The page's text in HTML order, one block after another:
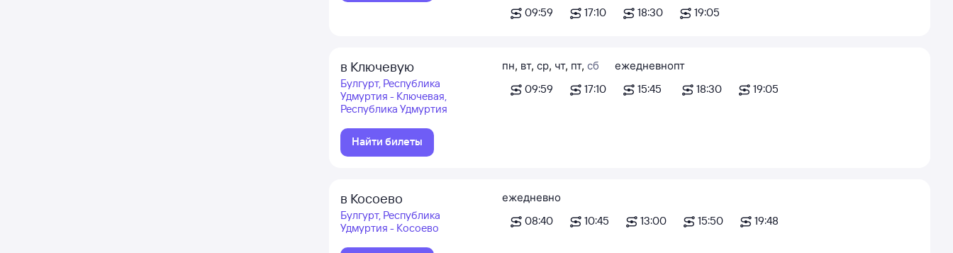
09:59
17:10
18:30
19:05
в Ключевую
Булгурт, Республика
Удмуртия - Ключевая,
Республика Удмуртия
Найти билеты
пн, вт, ср, чт, пт, сб
09:59
17:10
ежедневно
15:45
пт
18:30
19:05
в Косоево
Булгурт, Республика
Удмуртия - Косоево
ежедневно
08:40
10:45 13:00 15:50 19:48